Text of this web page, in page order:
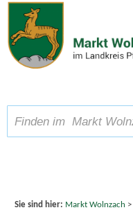
Zum Inhalt,zur Navigation
Schriftgröße A A A
Sie sind hier: Markt Wolnzach >